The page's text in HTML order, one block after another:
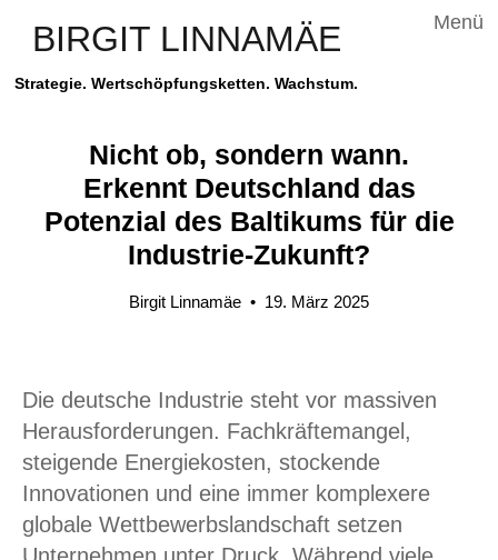
BIRGIT LINNAMÄE
Strategie. Wertschöpfungsketten. Wachstum.
Menü
Nicht ob, sondern wann.
Erkennt Deutschland das
Potenzial des Baltikums für die
Industrie-Zukunft?
Birgit Linnamäe • 19. März 2025
Die deutsche Industrie steht vor massiven
Herausforderungen. Fachkräftemangel,
steigende Energiekosten, stockende
Innovationen und eine immer komplexere
globale Wettbewerbslandschaft setzen